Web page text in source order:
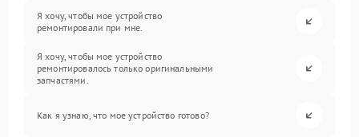
Я хочу, чтобы мое устройство
ремонтировали при мне.
Я хочу, чтобы мое устройство
ремонтировалось только оригинальными
запчастями.
Как я узнаю, что мое устройство готово?